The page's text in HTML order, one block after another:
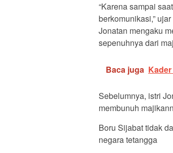
“Karena sampai
berkomunikasi,”
Jonatan mengaku
sepenuhnya dari
Baca juga
Sebelumnya, istri
membunuh
Boru Sijabat tidak
negara tetangga